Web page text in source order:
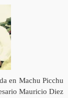
en Machu Picchu
Mauricio Diez